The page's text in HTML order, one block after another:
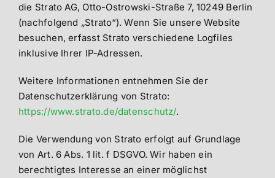
die Strato AG, Otto-Ostrowski-Straße 7, 10249 Berlin
(nachfolgend „Strato“). Wenn Sie unsere Website
besuchen, erfasst Strato verschiedene Logfiles
inklusive Ihrer IP-Adressen.
Weitere Informationen entnehmen Sie der
Datenschutzerklärung von Strato:
https://www.strato.de/datenschutz/.
Die Verwendung von Strato erfolgt auf Grundlage
von Art. 6 Abs. 1 lit. f DSGVO. Wir haben ein
berechtigtes Interesse an einer möglichst